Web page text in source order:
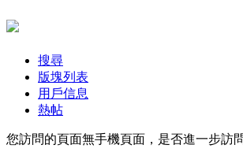
搜尋
版塊列表
用戶信息
熱帖
您訪問的頁面無手機頁面，是否進一步訪